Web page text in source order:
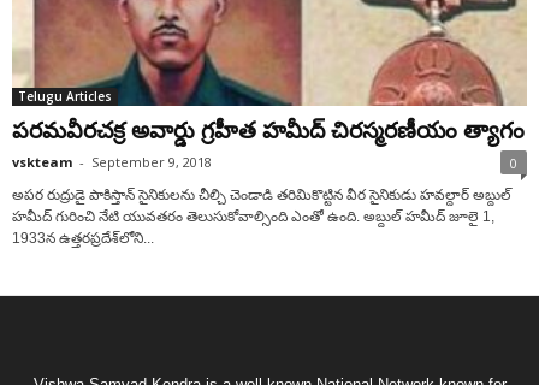
Telugu Articles
పరమవీరచక్ర అవార్డు గ్రహీత హమీద్ చిరస్మరణీయం త్యాగం
vskteam - September 9, 2018 0
అపర రుద్రుడై పాకిస్తాన్ సైనికులను చీల్చి చెండాడి తరిమికొట్టిన వీర సైనికుడు హవల్దార్ అబ్దుల్
హమీద్ గురించి నేటి యువతరం తెలుసుకోవాల్సింది ఎంతో ఉంది. అబ్దుల్ హమీద్ జూలై 1,
1933న ఉత్తరప్రదేశ్‌లోని...